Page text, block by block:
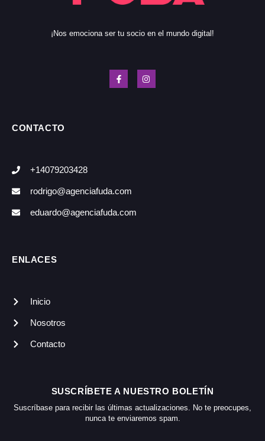
¡Nos emociona ser tu socio en el mundo digital!
CONTACTO
+14079203428
rodrigo@agenciafuda.com
eduardo@agenciafuda.com
ENLACES
Inicio
Nosotros
Contacto
SUSCRÍBETE A NUESTRO BOLETÍN
Suscríbase para recibir las últimas actualizaciones. No te preocupes,
nunca te enviaremos spam.